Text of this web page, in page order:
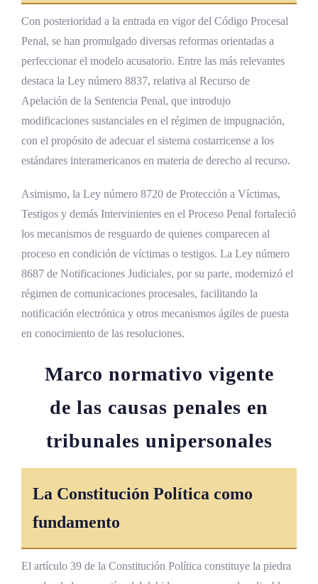
Con posterioridad a la entrada en vigor del Código Procesal
Penal, se han promulgado diversas reformas orientadas a
perfeccionar el modelo acusatorio. Entre las más relevantes
destaca la Ley número 8837, relativa al Recurso de
Apelación de la Sentencia Penal, que introdujo
modificaciones sustanciales en el régimen de impugnación,
con el propósito de adecuar el sistema costarricense a los
estándares interamericanos en materia de derecho al recurso.
Asimismo, la Ley número 8720 de Protección a Víctimas,
Testigos y demás Intervinientes en el Proceso Penal fortaleció
los mecanismos de resguardo de quienes comparecen al
proceso en condición de víctimas o testigos. La Ley número
8687 de Notificaciones Judiciales, por su parte, modernizó el
régimen de comunicaciones procesales, facilitando la
notificación electrónica y otros mecanismos ágiles de puesta
en conocimiento de las resoluciones.
Marco normativo vigente
de las causas penales en
tribunales unipersonales
La Constitución Política como
fundamento
El artículo 39 de la Constitución Política constituye la piedra